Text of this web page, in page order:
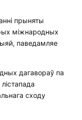
прыняты
міжнародных
паведамляе
дагавораў па
сходу